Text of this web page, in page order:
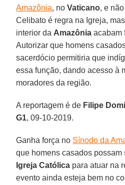
Amazônia, noVaticano, e
Celibato é regra na Igreja,
interior da Amazônia acabam
Autorizar que homens
sacerdócio permitiria que
essa função, dando acesso à
moradores da região.
A reportagem é de Filipe
G1, 09-10-2019.
Ganha força no Sínodo da
que homens casados possam
Igreja Católica para atuar na
evento ainda esteja bem no